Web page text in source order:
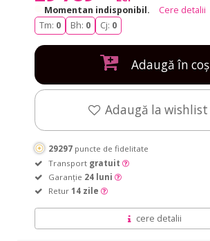
Momentan indisponibil.
Cere detalii
Tm: 0 Bh: 0 Cj: 0
Adaugă în coș
Adaugă la wishlist
29297 puncte de fidelitate
Transport gratuit
Garanție 24 luni
Retur 14 zile
cere detalii